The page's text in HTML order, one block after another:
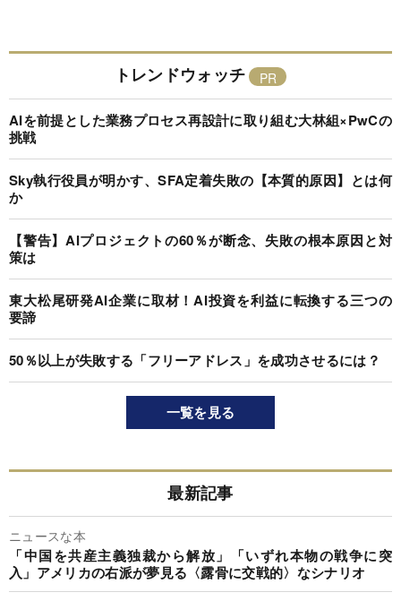
トレンドウォッチ
AIを前提とした業務プロセス再設計に取り組む大林組×PwCの
挑戦
Sky執行役員が明かす、SFA定着失敗の【本質的原因】とは何
か
【警告】AIプロジェクトの60％が断念、失敗の根本原因と対
策は
東大松尾研発AI企業に取材！AI投資を利益に転換する三つの
要諦
50％以上が失敗する「フリーアドレス」を成功させるには？
一覧を見る
最新記事
ニュースな本
「中国を共産主義独裁から解放」「いずれ本物の戦争に突
入」アメリカの右派が夢見る〈露骨に交戦的〉なシナリオ